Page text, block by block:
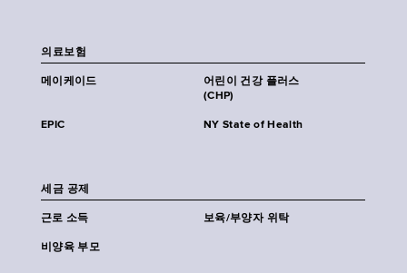
의료보험
메이케이드
어린이 건강 플러스
(CHP)
EPIC NY State of Health
세금 공제
근로 소득 보육/부양자 위탁
비양육 부모